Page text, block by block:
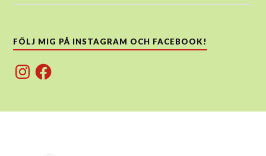
FÖLJ MIG PÅ INSTAGRAM OCH FACEBOOK!
InstagramFacebook